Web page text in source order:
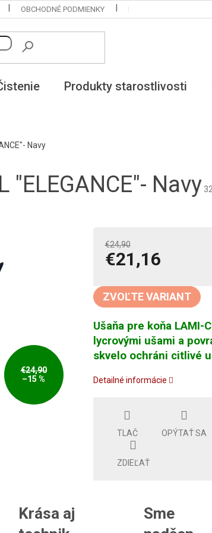
OBCHODNÉ PODMIENKY PODMIENKY OCHRANY
Produkty starostlivosti
Navy
"ELEGANCE"- Navy
€24,90
–15 %
€24,90
€21,16
cena:
ZVOĽTE VARIANT
Ušaňa pre koňa LAMI-
lycrovými ušami a
skvelo ochráni citlivé
Detailné informácie
TLAČ OPÝTAŤ SA
ZDIEĽAŤ
Krása aj
Sme